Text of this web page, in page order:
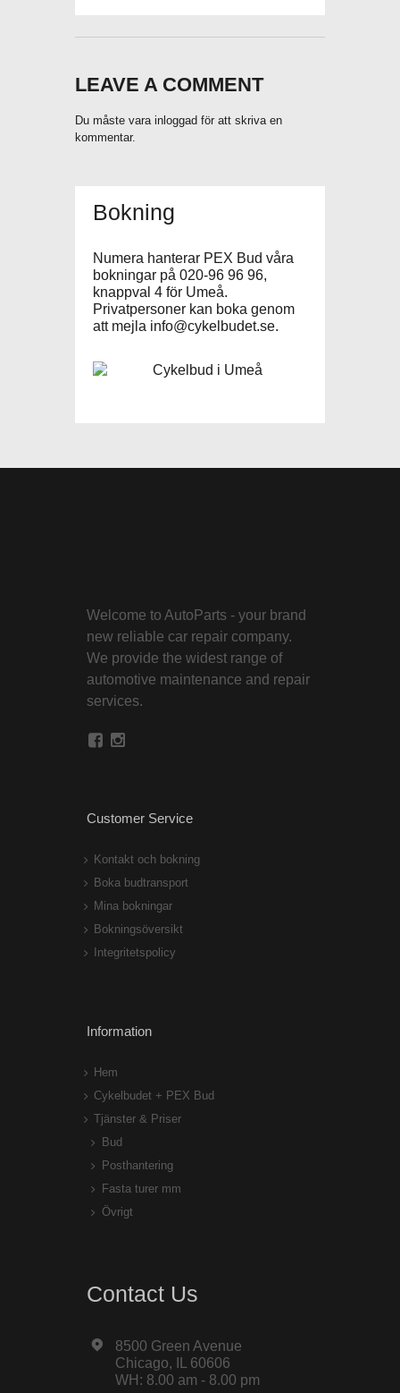
LEAVE A COMMENT
Du måste vara inloggad för att skriva en
kommentar.
Bokning
Numera hanterar PEX Bud våra
bokningar på 020-96 96 96,
knappval 4 för Umeå.
Privatpersoner kan boka genom
att mejla info@cykelbudet.se.
Welcome to AutoParts - your brand
new reliable car repair company.
We provide the widest range of
automotive maintenance and repair
services.
Customer Service
Kontakt och bokning
Boka budtransport
Mina bokningar
Bokningsöversikt
Integritetspolicy
Information
Hem
Cykelbudet + PEX Bud
Tjänster & Priser
Bud
Posthantering
Fasta turer mm
Övrigt
Contact Us
8500 Green Avenue
Chicago, IL 60606
WH: 8.00 am - 8.00 pm